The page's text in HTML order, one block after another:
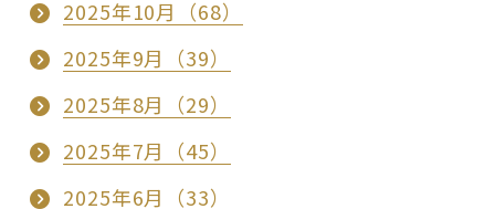
2025年10月（68）
2025年9月（39）
2025年8月（29）
2025年7月（45）
2025年6月（33）